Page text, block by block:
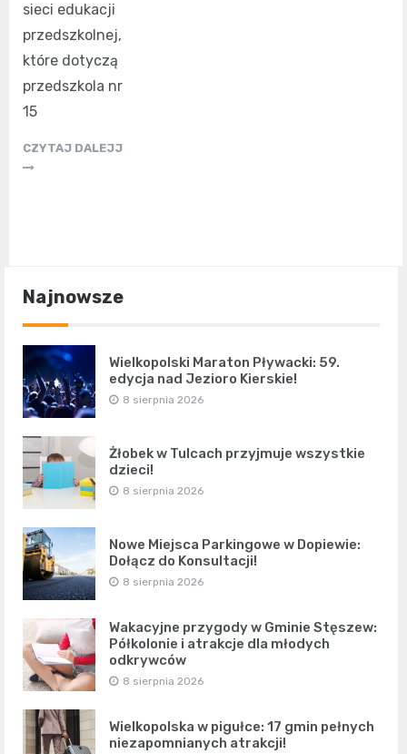
sieci edukacji
przedszkolnej,
które dotyczą
przedszkola nr
15
CZYTAJ DALEJJ
Najnowsze
Wielkopolski Maraton Pływacki: 59.
edycja nad Jezioro Kierskie!
8 sierpnia 2026
Żłobek w Tulcach przyjmuje wszystkie
dzieci!
8 sierpnia 2026
Nowe Miejsca Parkingowe w Dopiewie:
Dołącz do Konsultacji!
8 sierpnia 2026
Wakacyjne przygody w Gminie Stęszew:
Półkolonie i atrakcje dla młodych
odkrywców
8 sierpnia 2026
Wielkopolska w pigułce: 17 gmin pełnych
niezapomnianych atrakcji!